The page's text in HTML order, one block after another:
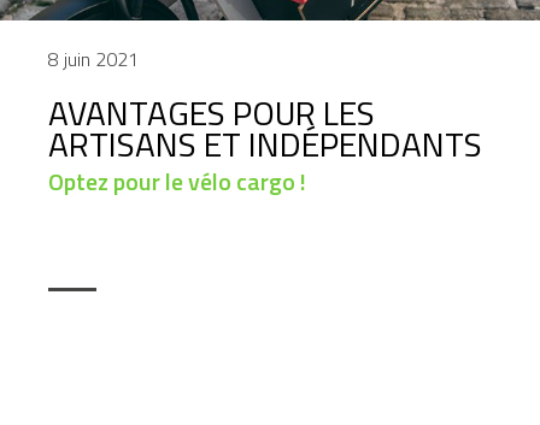
8 juin 2021
AVANTAGES POUR LES
ARTISANS ET INDÉPENDANTS
Optez pour le vélo cargo !